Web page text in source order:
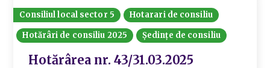
Consiliul local sector 5
Hotarari de consiliu
Hotărâri de consiliu 2025
Ședințe de consiliu
Hotărârea nr. 43/31.03.2025